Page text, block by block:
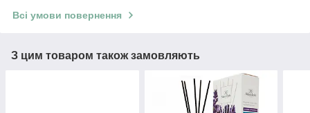
Всі умови повернення
З цим товаром також замовляють